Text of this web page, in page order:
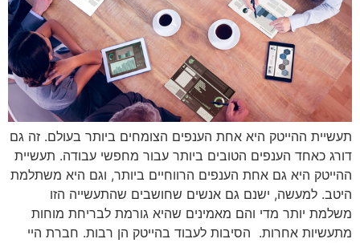
תעשיית ההייטק היא אחת הענפים הצומחים ביותר בעולם. זה גם
דורג כאחד הענפים הטובים ביותר עבור מחפשי עבודה. תעשיית
ההייטק היא גם אחת הענפים הרווחיים ביותר, וגם היא משתלמת
היטב. למעשה, ישנם גם אנשים שחושבים שהתעשייה הזו
משלמת יותר מדי והם מאמינים שהיא גורמת לבריחת מוחות
מתעשיות אחרות. הסיבות לעבוד בהייטק הן רבות. חברת היי